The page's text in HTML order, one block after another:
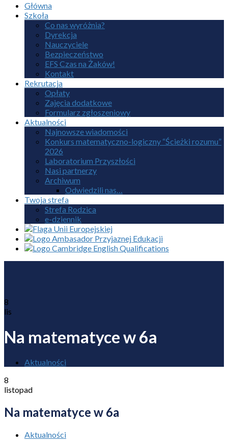
Główna
Szkoła
Co nas wyróżnia?
Dyrekcja
Nauczyciele
Bezpieczeństwo
EFS Czas na Żaków!
Kontakt
Rekrutacja
Opłaty
Zajęcia dodatkowe
Formularz zgłoszeniowy
Aktualności
Najnowsze wiadomości
Konkurs matematyczno-logiczny “Ścieżki rozumu”
2026
Laboratorium Przyszłości
Nasi partnerzy
Archiwum
Odwiedzili nas…
Twoja strefa
Strefa Rodzica
e-dziennik
8
lis
Na matematyce w 6a
Aktualności
8
listopad
Na matematyce w 6a
Aktualności